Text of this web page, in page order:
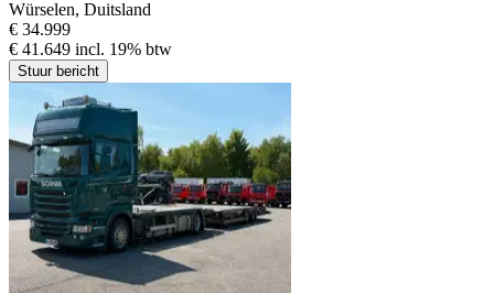
Würselen, Duitsland
€ 34.999
€ 41.649 incl. 19% btw
Stuur bericht